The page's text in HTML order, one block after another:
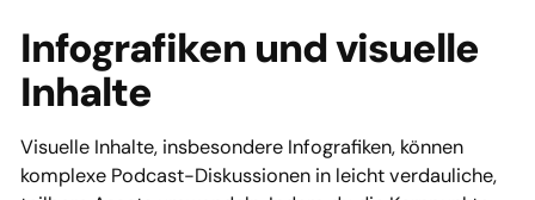
Infografiken und visuelle
Inhalte
Visuelle Inhalte, insbesondere Infografiken, können
komplexe Podcast-Diskussionen in leicht verdauliche,